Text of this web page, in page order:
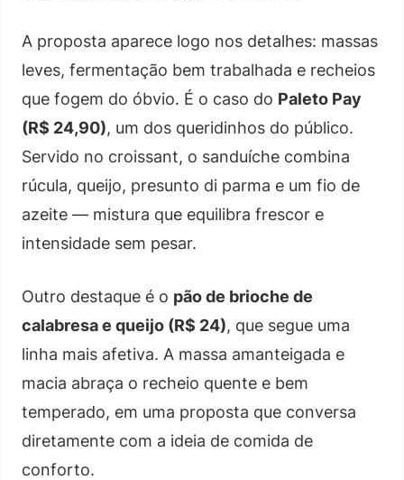
A proposta aparece logo nos detalhes: massas
leves, fermentação bem trabalhada e recheios
que fogem do óbvio. É o caso do Paleto Pay
(R$ 24,90), um dos queridinhos do público.
Servido no croissant, o sanduíche combina
rúcula, queijo, presunto di parma e um fio de
azeite — mistura que equilibra frescor e
intensidade sem pesar.
Outro destaque é o pão de brioche de
calabresa e queijo (R$ 24), que segue uma
linha mais afetiva. A massa amanteigada e
macia abraça o recheio quente e bem
temperado, em uma proposta que conversa
diretamente com a ideia de comida de
conforto.